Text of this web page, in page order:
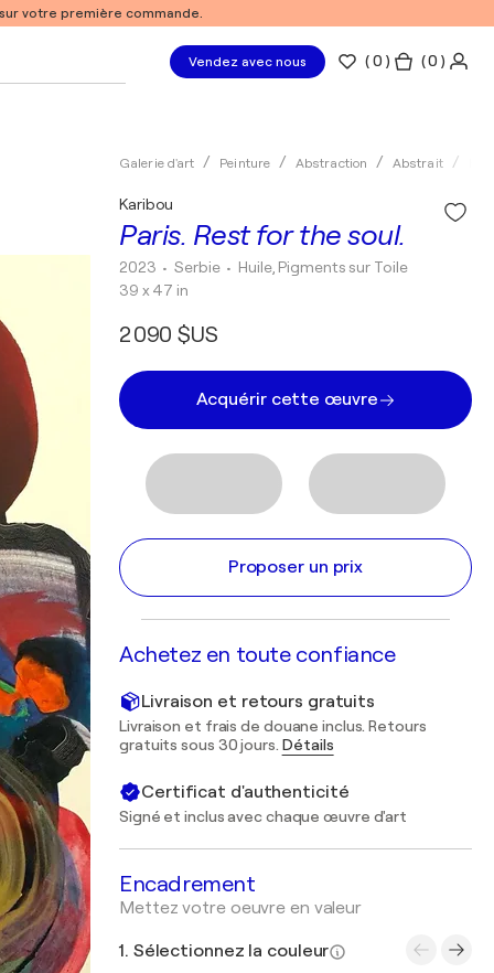
votre première commande.
Vendez avec nous (0 ) ( 0 )
Galerie d'art Peinture Abstraction Abstrait
Paris. Rest for the soul.
Karibou
2023 • Serbie • Huile, Pigments sur Toile
39 x 47 in
2 090 $US
Acquérir cette œuvre
Proposer un prix
Achetez en toute confiance
Livraison et retours gratuits
Livraison et frais de douane inclus. Retours
gratuits sous 30 jours. Détails
Certificat d'authenticité
Signé et inclus avec chaque œuvre d'art
Encadrement
Mettez votre oeuvre en valeur
1. Sélectionnez la couleur